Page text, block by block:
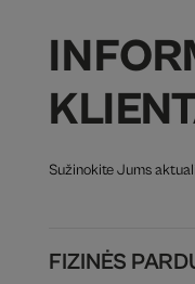
Sužinokite Jums
FIZINĖS